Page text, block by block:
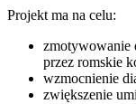
Projekt ma na celu:
zmotywowanie
przez romskie
wzmocnienie
zwiększenie